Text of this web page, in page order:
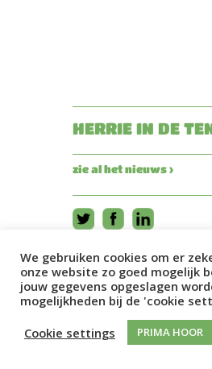
HERRIE IN DE
zie al het nieuws ›
We gebruiken cookies om er
onze website zo goed mogelijk
jouw gegevens opgeslagen
mogelijkheden bij de 'cookie
Cookie settings
PRIMA HOOR